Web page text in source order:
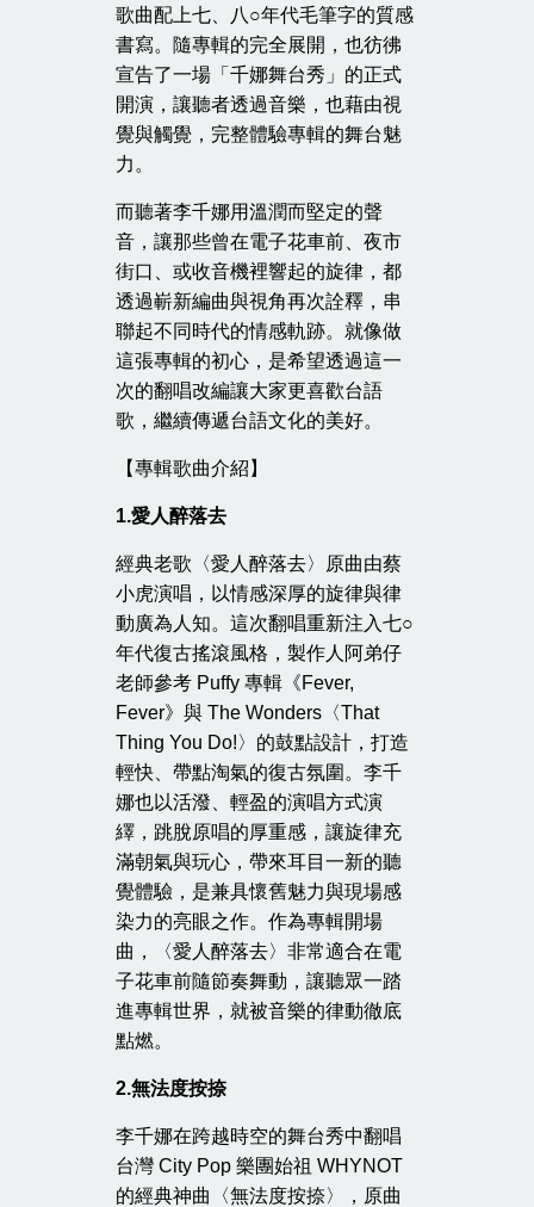
歌曲配上七、八○年代毛筆字的質感
書寫。隨專輯的完全展開，也彷彿
宣告了一場「千娜舞台秀」的正式
開演，讓聽者透過音樂，也藉由視
覺與觸覺，完整體驗專輯的舞台魅
力。
而聽著李千娜用溫潤而堅定的聲
音，讓那些曾在電子花車前、夜市
街口、或收音機裡響起的旋律，都
透過嶄新編曲與視角再次詮釋，串
聯起不同時代的情感軌跡。就像做
這張專輯的初心，是希望透過這一
次的翻唱改編讓大家更喜歡台語
歌，繼續傳遞台語文化的美好。
【專輯歌曲介紹】
1.愛人醉落去
經典老歌〈愛人醉落去〉原曲由蔡
小虎演唱，以情感深厚的旋律與律
動廣為人知。這次翻唱重新注入七○
年代復古搖滾風格，製作人阿弟仔
老師參考 Puffy 專輯《Fever,
Fever》與 The Wonders〈That
Thing You Do!〉的鼓點設計，打造
輕快、帶點淘氣的復古氛圍。李千
娜也以活潑、輕盈的演唱方式演
繹，跳脫原唱的厚重感，讓旋律充
滿朝氣與玩心，帶來耳目一新的聽
覺體驗，是兼具懷舊魅力與現場感
染力的亮眼之作。作為專輯開場
曲，〈愛人醉落去〉非常適合在電
子花車前隨節奏舞動，讓聽眾一踏
進專輯世界，就被音樂的律動徹底
點燃。
2.無法度按捺
李千娜在跨越時空的舞台秀中翻唱
台灣 City Pop 樂團始祖 WHYNOT
的經典神曲〈無法度按捺〉，原曲